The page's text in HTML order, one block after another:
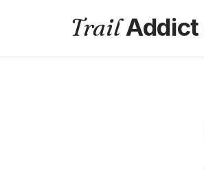
Trail Addict